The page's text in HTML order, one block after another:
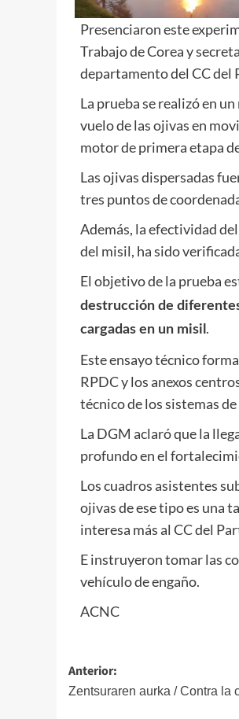
Presenciaron este
Trabajo de Corea y
departamento del CC del
La prueba se realizó en
vuelo de las ojivas en
motor de primera etapa
Las ojivas dispersadas
tres puntos de
Además, la efectividad
del misil, ha sido
El objetivo de la prueba
destrucción de
cargadas en un misil .
Este ensayo técnico
RPDC y los anexos
técnico de los sistemas
La DGM aclaró que la
profundo en el
Los cuadros asistentes
ojivas de ese tipo es una
interesa más al CC del
E instruyeron tomar las
vehículo de engaño.
ACNC
Navegación
de
Anterior:
Zentsuraren aurka / Contra la